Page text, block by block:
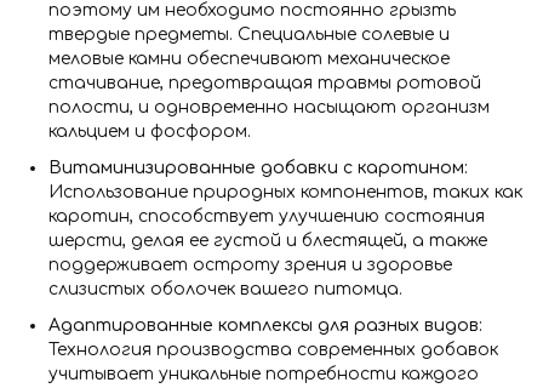
поэтому им необходимо постоянно грызть
твердые предметы. Специальные солевые и
меловые камни обеспечивают механическое
стачивание, предотвращая травмы ротовой
полости, и одновременно насыщают организм
кальцием и фосфором.
Витаминизированные добавки с каротином:
Использование природных компонентов, таких как
каротин, способствует улучшению состояния
шерсти, делая ее густой и блестящей, а также
поддерживает остроту зрения и здоровье
слизистых оболочек вашего питомца.
Адаптированные комплексы для разных видов:
Технология производства современных добавок
учитывает уникальные потребности каждого